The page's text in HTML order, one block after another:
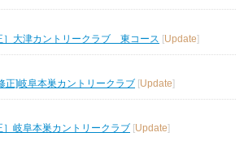
］大津カントリークラブ 東コース [Update]
正]岐阜本巣カントリークラブ [Update]
］岐阜本巣カントリークラブ
Update